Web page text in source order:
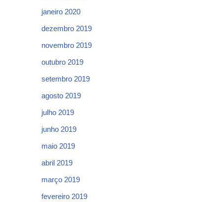
janeiro 2020
dezembro 2019
novembro 2019
outubro 2019
setembro 2019
agosto 2019
julho 2019
junho 2019
maio 2019
abril 2019
março 2019
fevereiro 2019